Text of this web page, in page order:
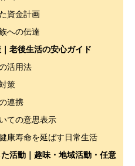
資金計画
への伝達
老後生活の安心ガイド
活用法
策
連携
ての意思表示
康寿命を延ばす日常生活
活動｜趣味・地域活動・任意